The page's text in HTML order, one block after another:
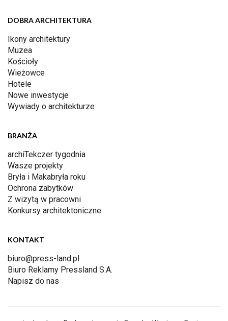
DOBRA ARCHITEKTURA
Ikony architektury
Muzea
Kościoły
Wieżowce
Hotele
Nowe inwestycje
Wywiady o architekturze
BRANŻA
archiTekczer tygodnia
Wasze projekty
Bryła i Makabryła roku
Ochrona zabytków
Z wizytą w pracowni
Konkursy architektoniczne
KONTAKT
biuro@press-land.pl
Biuro Reklamy Pressland S.A.
Napisz do nas